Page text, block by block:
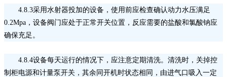
4.8.3采用水射器投加的设备，使用前应检查确认动力水压满足
0.2Mpa，设备阀门应处于正常开关位置，反应需要的盐酸和氯酸钠应
确保充足。
4.8.4设备每天运行的情况下，应注意定期清洗。清洗时，关掉控
制柜电源和计量泵开关，其余同开机时状态相同，由进气口吸入一定